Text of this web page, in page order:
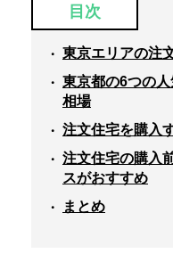
目次
東京エリアの注
東京都の6つの
相場
注文住宅を購入
注文住宅の購入
スがおすすめ
まとめ